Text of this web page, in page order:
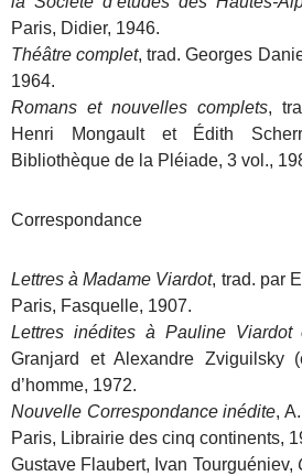
Paris, Didier, 1946.
Théâtre complet, trad. Georges
1964.
Romans et nouvelles complets,
Henri Mongault et Édith
Bibliothèque de la Pléiade, 3 vol.,
Correspondance
Lettres à Madame Viardot, trad. par
Paris, Fasquelle, 1907.
Lettres inédites à Pauline
Granjard et Alexandre Zviguilsky
d’homme, 1972.
Nouvelle Correspondance inédite,
Paris, Librairie des cinq continents,
Gustave Flaubert, Ivan Tourguéniev,